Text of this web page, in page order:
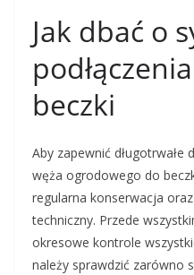
Jak dbać o
beczki
Aby zapewnić długotrwałe
węża ogrodowego do
regularna konserwacja
techniczny. Przede
okresowe kontrole
należy sprawdzić zarówno